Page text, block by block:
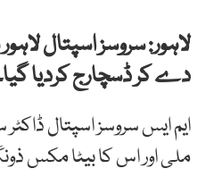
لاہور: سروسز اسپتال
دے کر ڈسچارج کردیا
ملی اور اس کا بیٹا مکس ذونگ کو 27 جنوری کو اسپتال میں